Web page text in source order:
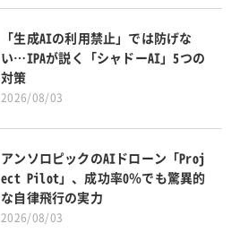
「生成AIの利用禁止」では防げな
い…IPAが説く「シャドーAI」5つの
対策
2026/08/03
アンソロピックのAIドローン「Proj
ect Pilot」、成功率0％でも驚異的
な自律飛行の実力
2026/08/03